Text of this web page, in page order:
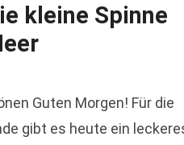
kleine Spinne
Guten Morgen! Für die
gibt es heute ein